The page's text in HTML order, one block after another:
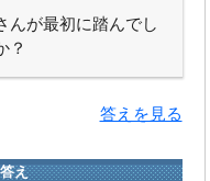
んが最初に踏んでし
？
答えを見る
え